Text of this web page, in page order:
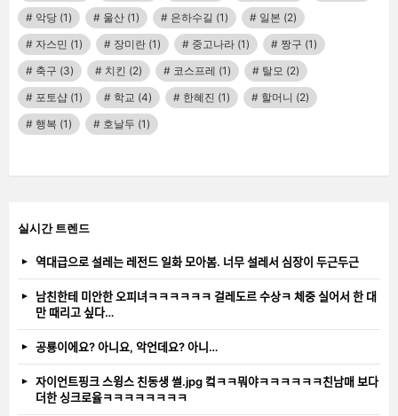
악당 (1) 울산 (1) 은하수길 (1) 일본 (2)
자스민 (1) 장미란 (1) 중고나라 (1) 짱구 (1)
축구 (3) 치킨 (2) 코스프레 (1) 탈모 (2)
포토샵 (1) 학교 (4) 한혜진 (1) 할머니 (2)
행복 (1) 호날두 (1)
실시간 트렌드
역대급으로 설레는 레전드 일화 모아봄. 너무 설레서 심장이 두근두근
남친한테 미안한 오피녀ㅋㅋㅋㅋㅋㅋ 걸레도르 수상ㅋ 체중 실어서 한 대
만 때리고 싶다…
공룡이에요? 아니요, 악언데요? 아니…
자이언트핑크 스윙스 친동생 썰.jpg 컼ㅋㅋ뭐야ㅋㅋㅋㅋㅋㅋ친남매 보다
더한 싱크로율ㅋㅋㅋㅋㅋㅋㅋㅋ